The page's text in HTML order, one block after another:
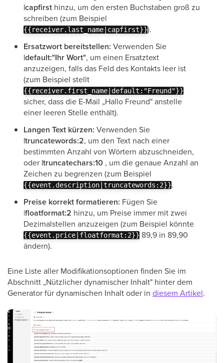
|capfirst hinzu, um den ersten Buchstaben groß zu
schreiben (zum Beispiel
{{receiver.last_name|capfirst}}).
Ersatzwort bereitstellen: Verwenden Sie
|default:"Ihr Wort", um einen Ersatztext
anzuzeigen, falls das Feld des Kontakts leer ist
(zum Beispiel stellt
{{receiver.first_name|default:"Freund"}}
sicher, dass die E-Mail „Hallo Freund" anstelle
einer leeren Stelle enthält).
Langen Text kürzen: Verwenden Sie
|truncatewords:2, um den Text nach einer
bestimmten Anzahl von Wörtern abzuschneiden,
oder |truncatechars:10 , um die genaue Anzahl an
Zeichen zu begrenzen (zum Beispiel
{{event.description|truncatewords:2}}.
Preise korrekt formatieren: Fügen Sie
|floatformat:2 hinzu, um Preise immer mit zwei
Dezimalstellen anzuzeigen (zum Beispiel könnte
{{event.price|floatformat:2}} 89,9 in 89,90
ändern).
Eine Liste aller Modifikationsoptionen finden Sie im
Abschnitt „Nützlicher dynamischer Inhalt" hinter dem
Generator für dynamischen Inhalt oder in diesem Artikel.